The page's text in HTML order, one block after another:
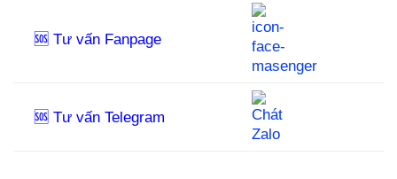
🆘 Tư vấn Fanpage
🆘 Tư vấn Telegram